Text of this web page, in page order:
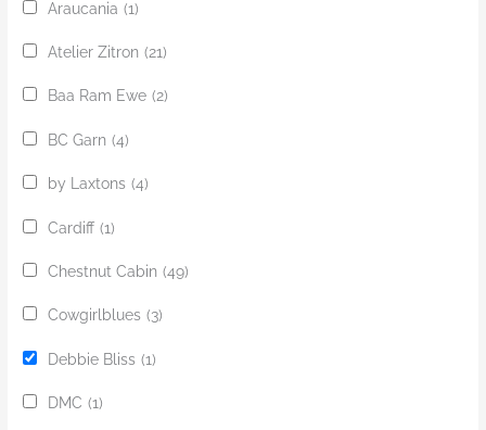
Araucania (1)
Atelier Zitron (21)
Baa Ram Ewe (2)
BC Garn (4)
by Laxtons (4)
Cardiff (1)
Chestnut Cabin (49)
Cowgirlblues (3)
Debbie Bliss (1)
DMC (1)